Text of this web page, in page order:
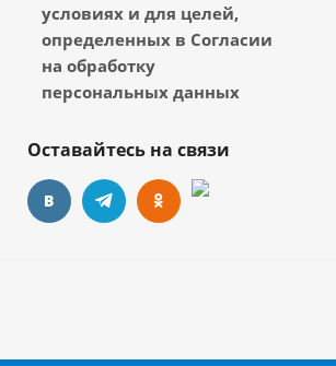
условиях и для целей,
определенных в Согласии
на обработку
персональных данных
Оставайтесь на связи